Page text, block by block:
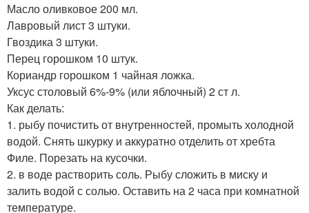
Масло оливковое 200 мл.
Лавровый лист 3 штуки.
Гвоздика 3 штуки.
Перец горошком 10 штук.
Кориандр горошком 1 чайная ложка.
Уксус столовый 6%-9% (или яблочный) 2 ст л.
Как делать:
1. рыбу почистить от внутренностей, промыть холодной
водой. Снять шкурку и аккуратно отделить от хребта
Филе. Порезать на кусочки.
2. в воде растворить соль. Рыбу сложить в миску и
залить водой с солью. Оставить на 2 часа при комнатной
температуре.